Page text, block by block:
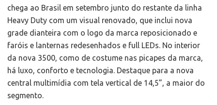
chega ao Brasil em setembro junto do restante da linha
Heavy Duty com um visual renovado, que inclui nova
grade dianteira com o logo da marca reposicionado e
faróis e lanternas redesenhados e full LEDs. No interior
da nova 3500, como de costume nas picapes da marca,
há luxo, conforto e tecnologia. Destaque para a nova
central multimídia com tela vertical de 14,5”, a maior do
segmento.